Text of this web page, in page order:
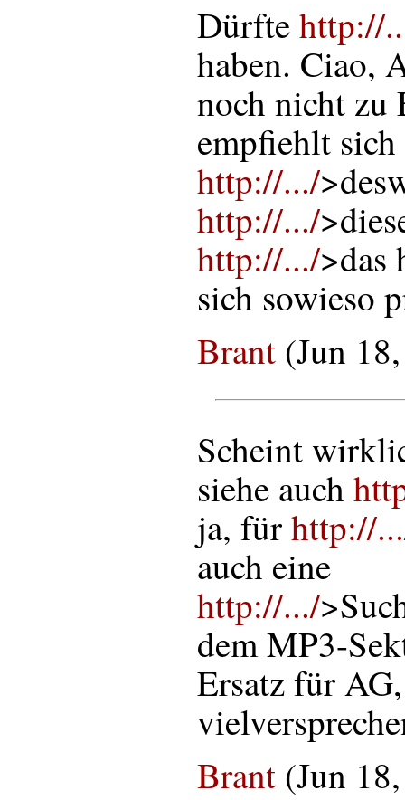
Dürftehttp://
haben. Ciao,
noch nicht zu
empfiehlt
http://.../
http://.../
http://.../>das
sich sowieso
Brant (Jun
Scheint
siehe auch
ja, fürhttp://
auch eine
http://.../
dem MP3-
Ersatz für
Brant (Jun